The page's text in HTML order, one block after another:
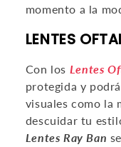
momento a la
LENTES
Con los Lentes
protegida y
visuales como la
descuidar tu
Lentes Ray Ban